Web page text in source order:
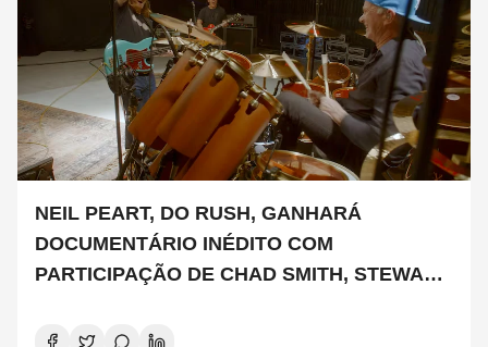
NEIL PEART, DO RUSH, GANHARÁ
DOCUMENTÁRIO INÉDITO COM
PARTICIPAÇÃO DE CHAD SMITH, STEWART